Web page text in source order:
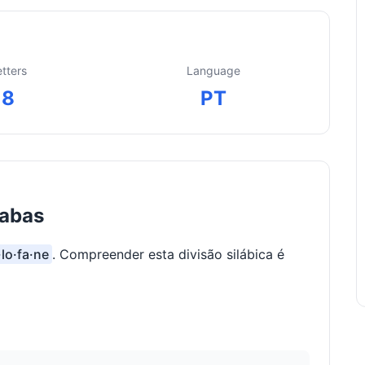
8
Language
PT
. Compreender esta divisão silábica é